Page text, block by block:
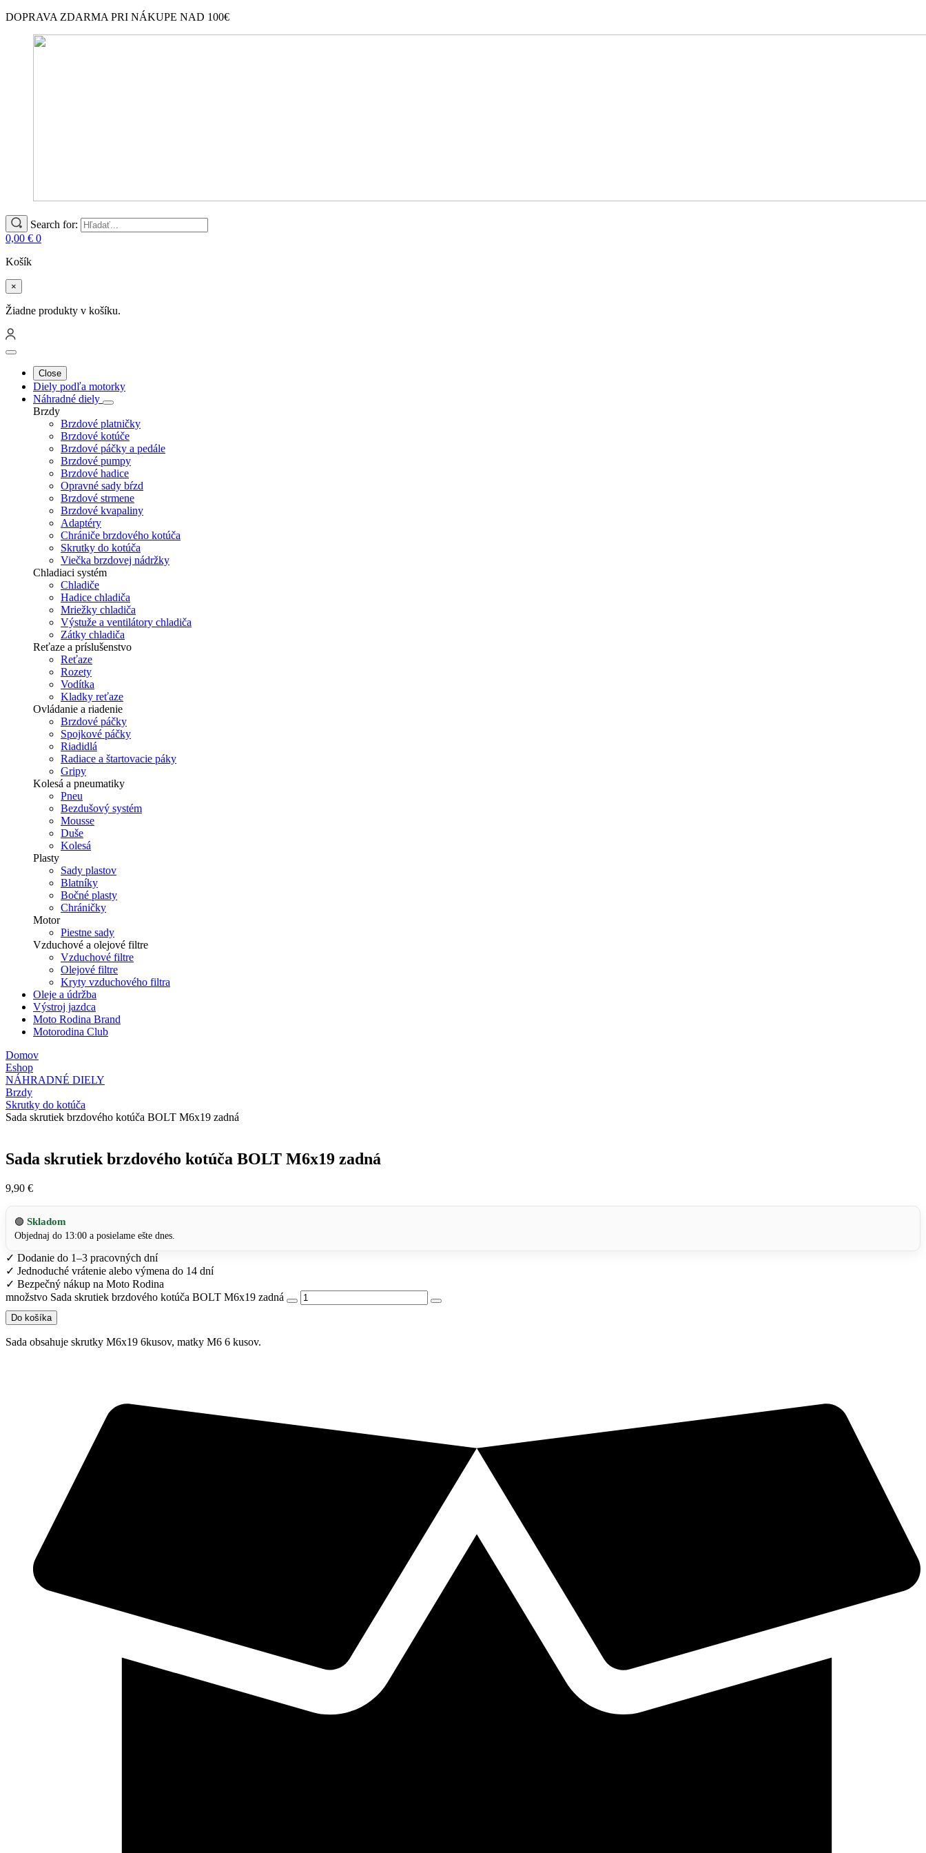
DOPRAVA ZDARMA PRI NÁKUPE NAD 100€
Search for:
0,00 € 0
Košík
×
Žiadne produkty v košíku.
Close
Diely podľa motorky
Náhradné diely
Brzdy
Brzdové platničky
Brzdové kotúče
Brzdové páčky a pedále
Brzdové pumpy
Brzdové hadice
Opravné sady bŕzd
Brzdové strmene
Brzdové kvapaliny
Adaptéry
Chrániče brzdového kotúča
Skrutky do kotúča
Viečka brzdovej nádržky
Chladiaci systém
Chladiče
Hadice chladiča
Mriežky chladiča
Výstuže a ventilátory chladiča
Zátky chladiča
Reťaze a príslušenstvo
Reťaze
Rozety
Vodítka
Kladky reťaze
Ovládanie a riadenie
Brzdové páčky
Spojkové páčky
Riadidlá
Radiace a štartovacie páky
Gripy
Kolesá a pneumatiky
Pneu
Bezdušový systém
Mousse
Duše
Kolesá
Plasty
Sady plastov
Blatníky
Bočné plasty
Chráničky
Motor
Piestne sady
Vzduchové a olejové filtre
Vzduchové filtre
Olejové filtre
Kryty vzduchového filtra
Oleje a údržba
Výstroj jazdca
Moto Rodina Brand
Motorodina Club
Domov
Eshop
NÁHRADNÉ DIELY
Brzdy
Skrutky do kotúča
Sada skrutiek brzdového kotúča BOLT M6x19 zadná
Sada skrutiek brzdového kotúča BOLT M6x19 zadná
9,90 €
🟢 Skladom
Objednaj do 13:00 a posielame ešte dnes.
✓ Dodanie do 1–3 pracovných dní
✓ Jednoduché vrátenie alebo výmena do 14 dní
✓ Bezpečný nákup na Moto Rodina
množstvo Sada skrutiek brzdového kotúča BOLT M6x19 zadná
Do košíka
Sada obsahuje skrutky M6x19 6kusov, matky M6 6 kusov.